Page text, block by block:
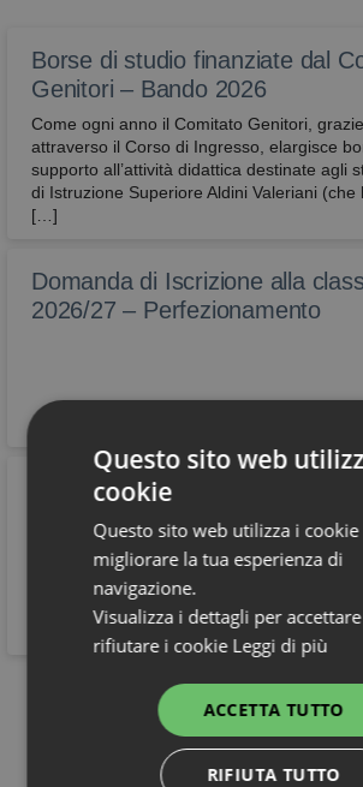
Borse di studio finanziate dal
Genitori – Bando 2026
Come ogni anno il Comitato Genitori,
attraverso il Corso di Ingresso, elargisce
supporto all’attività didattica destinate agli
di Istruzione Superiore Aldini Valeriani
[…]
Domanda di Iscrizione alla
2026/27 – Perfezionamento
Pubblicazione calendario dei
estivi – A.S. 2025/2026
Si informano le famiglie e gli studenti
registro elettronico sono disponibili i
recupero estivi.
Vedi tutti
Questo sito web
cookie
Questo sito web utilizza i
migliorare la tua esperienza di
navigazione.
Visualizza i dettagli per
rifiutare i cookie Leggi di più
ACCETTA TUTTO
RIFIUTA TUTTO